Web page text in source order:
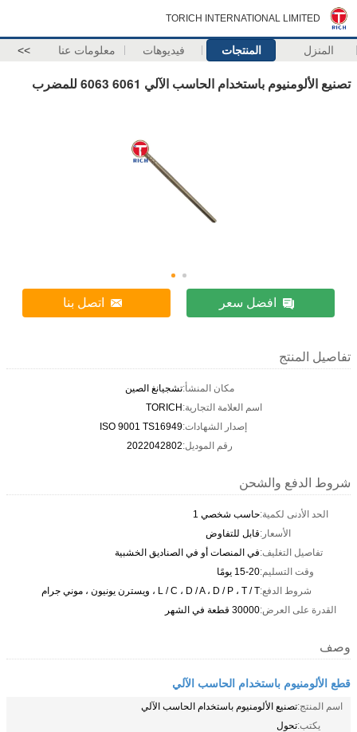
TORICH INTERNATIONAL LIMITED
المنزل المنتجات فيديوهات معلومات عنا >>
تصنيع الألومنيوم باستخدام الحاسب الآلي 6061 6063 للمضرب
افضل سعر اتصل بنا
تفاصيل المنتج
مكان المنشأ:تشجيانغ الصين
اسم العلامة التجارية:TORICH
إصدار الشهادات:ISO 9001 TS16949
رقم الموديل:2022042802
شروط الدفع والشحن
الحد الأدنى لكمية:حاسب شخصي 1
الأسعار:قابل للتفاوض
تفاصيل التغليف:في المنصات أو في الصناديق الخشبية
وقت التسليم:15-20 يومًا
شروط الدفع:L / C ، D / A ، D / P ، T / T ، ويسترن يونيون ، موني جرام
القدرة على العرض:30000 قطعة في الشهر
وصف
قطع الألومنيوم باستخدام الحاسب الآلي
اسم المنتج:تصنيع الألومنيوم باستخدام الحاسب الآلي
يكتب:تحول